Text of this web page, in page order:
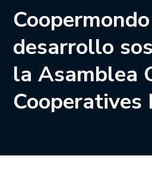
desarrollo
la Asamblea
Cooperatives